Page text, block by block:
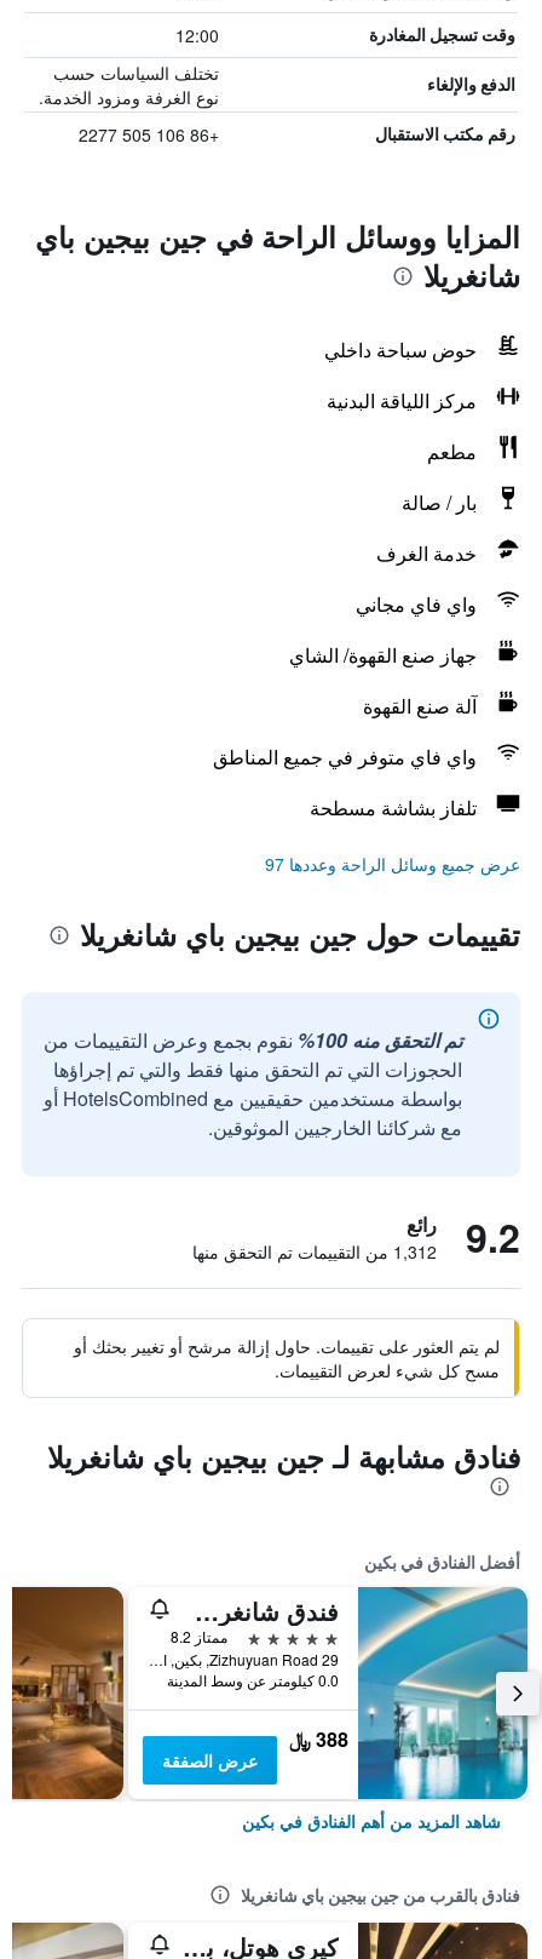
وقت تسجيل المغادرة 12:00
الدفع والإلغاء
تختلف السياسات حسب
نوع الغرفة ومزود الخدمة.
رقم مكتب الاستقبال +86 106 505 2277
المزايا ووسائل الراحة في جين بيجين باي
شانغريلا
حوض سباحة داخلي
مركز اللياقة البدنية
مطعم
بار / صالة
خدمة الغرف
واي فاي مجاني
جهاز صنع القهوة/ الشاي
آلة صنع القهوة
واي فاي متوفر في جميع المناطق
تلفاز بشاشة مسطحة
عرض جميع وسائل الراحة وعددها 97
تقييمات حول جين بيجين باي شانغريلا
تم التحقق منه 100%
نقوم بجمع وعرض التقييمات من
الحجوزات التي تم التحقق منها فقط والتي تم إجراؤها
بواسطة مستخدمين حقيقيين مع HotelsCombined أو
مع شركائنا الخارجيين الموثوقين.
9.2 رائع
1,312 من التقييمات تم التحقق منها
لم يتم العثور على تقييمات. حاول إزالة مرشح أو تغيير بحثك أو
مسح كل شيء لعرض التقييمات.
فنادق مشابهة لـ جين بيجين باي شانغريلا
أفضل الفنادق في بكين
فندق شانغري-لا بكين
5 نجوم
ممتاز 8.2
29 Zizhuyuan Road, بكين, الصين
0.0 كيلومتر عن وسط المدينة
388 ﷼
عرض الصفقة
شاهد المزيد من أهم الفنادق في بكين
فنادق بالقرب من جين بيجين باي شانغريلا
كيري هوتل، بكين